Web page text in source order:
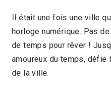
Il était une fois une ville
horloge numérique. Pas
de temps pour rêver !
amoureux du temps, défie
de la ville.